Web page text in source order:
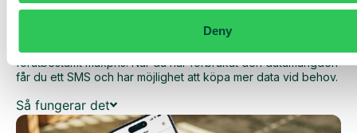
Deny
Med Daily Cost Control kan du som kund hålla bättre koll på
Den dagliga begränsningen har en viss mängd data till ett
förutbestämt maxpris. När du har förbrukat den datamängden
får du ett SMS och har möjlighet att köpa mer data vid behov.
Så fungerar det